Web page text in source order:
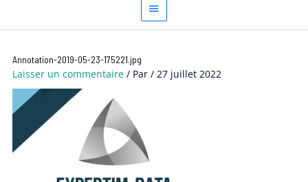
Annotation-2019-05-23-175221.jpg
Laisser un commentaire / Par/27 juillet 2022